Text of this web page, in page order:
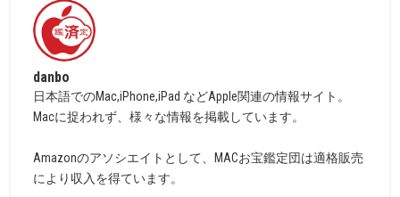
danbo
日本語でのMac,iPhone,iPad などApple関連の情報サイト。
Macに捉われず、様々な情報を掲載しています。
Amazonのアソシエイトとして、MACお宝鑑定団は適格販売
により収入を得ています。